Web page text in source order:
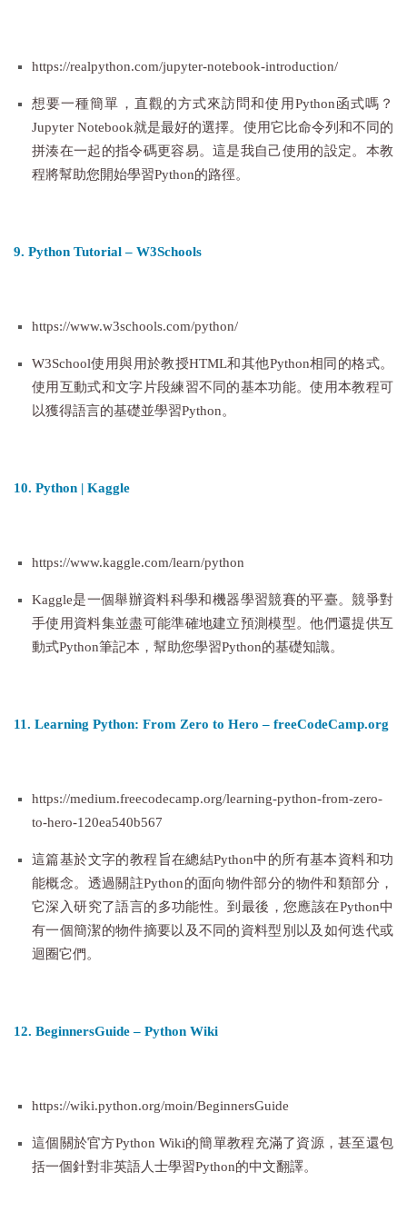
https://realpython.com/jupyter-notebook-introduction/
想要一種簡單，直觀的方式來訪問和使用Python函式嗎？
Jupyter Notebook就是最好的選擇。使用它比命令列和不同的
拼湊在一起的指令碼更容易。這是我自己使用的設定。本教
程將幫助您開始學習Python的路徑。
9. Python Tutorial – W3Schools
https://www.w3schools.com/python/
W3School使用與用於教授HTML和其他Python相同的格式。
使用互動式和文字片段練習不同的基本功能。使用本教程可
以獲得語言的基礎並學習Python。
10. Python | Kaggle
https://www.kaggle.com/learn/python
Kaggle是一個舉辦資料科學和機器學習競賽的平臺。競爭對
手使用資料集並盡可能準確地建立預測模型。他們還提供互
動式Python筆記本，幫助您學習Python的基礎知識。
11. Learning Python: From Zero to Hero – freeCodeCamp.org
https://medium.freecodecamp.org/learning-python-from-zero-
to-hero-120ea540b567
這篇基於文字的教程旨在總結Python中的所有基本資料和功
能概念。透過關註Python的面向物件部分的物件和類部分，
它深入研究了語言的多功能性。到最後，您應該在Python中
有一個簡潔的物件摘要以及不同的資料型別以及如何迭代或
迴圈它們。
12. BeginnersGuide – Python Wiki
https://wiki.python.org/moin/BeginnersGuide
這個關於官方Python Wiki的簡單教程充滿了資源，甚至還包
括一個針對非英語人士學習Python的中文翻譯。